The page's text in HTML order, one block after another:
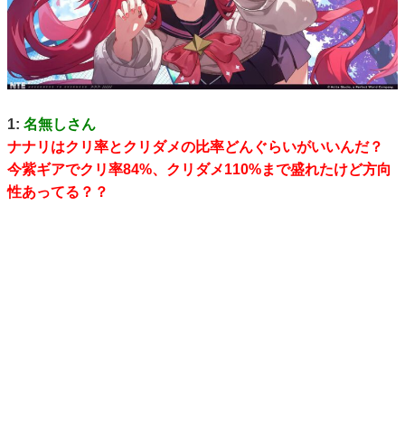
1: 名無しさん
ナナリはクリ率とクリダメの比率どんぐらいがいいんだ？
今紫ギアでクリ率84%、クリダメ110%まで盛れたけど方向
性あってる？？